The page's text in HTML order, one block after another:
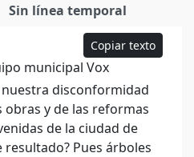
Sin línea temporal
Copiar texto
municipal Vox
disconformidad
obras y de las reformas
de la ciudad de
resultado? Pues árboles